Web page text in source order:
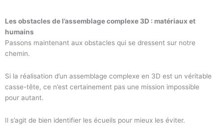
Les obstacles de l’assemblage complexe 3D : matériaux et
humains
Passons maintenant aux obstacles qui se dressent sur notre
chemin.
Si la réalisation d’un assemblage complexe en 3D est un véritable
casse-tête, ce n’est certainement pas une mission impossible
pour autant.
Il s’agit de bien identifier les écueils pour mieux les éviter.